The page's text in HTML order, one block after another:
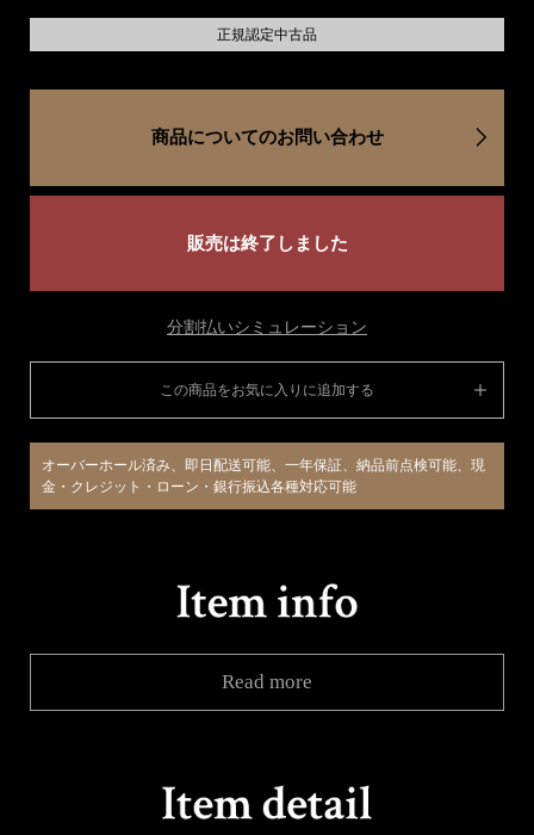
正規認定中古品
商品についてのお問い合わせ
販売は終了しました
分割払いシミュレーション
この商品をお気に入りに追加する
オーバーホール済み、即日配送可能、一年保証、納品前点検可能、現
金・クレジット・ローン・銀行振込各種対応可能
Read more